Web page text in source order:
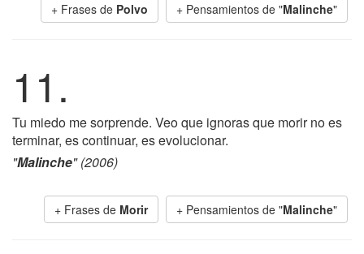
+ Frases de Polvo + Pensamientos de "Malinche"
11.
Tu miedo me sorprende. Veo que ignoras que morir no es
terminar, es continuar, es evolucionar.
"Malinche" (2006)
+ Frases de Morir + Pensamientos de "Malinche"